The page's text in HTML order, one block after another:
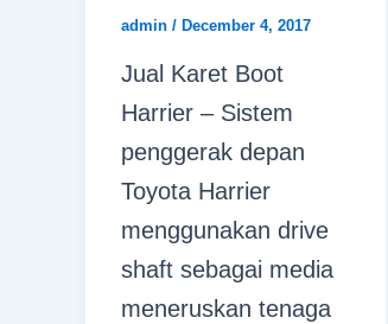
admin / December 4, 2017
Jual Karet Boot
Harrier – Sistem
penggerak depan
Toyota Harrier
menggunakan drive
shaft sebagai media
meneruskan tenaga